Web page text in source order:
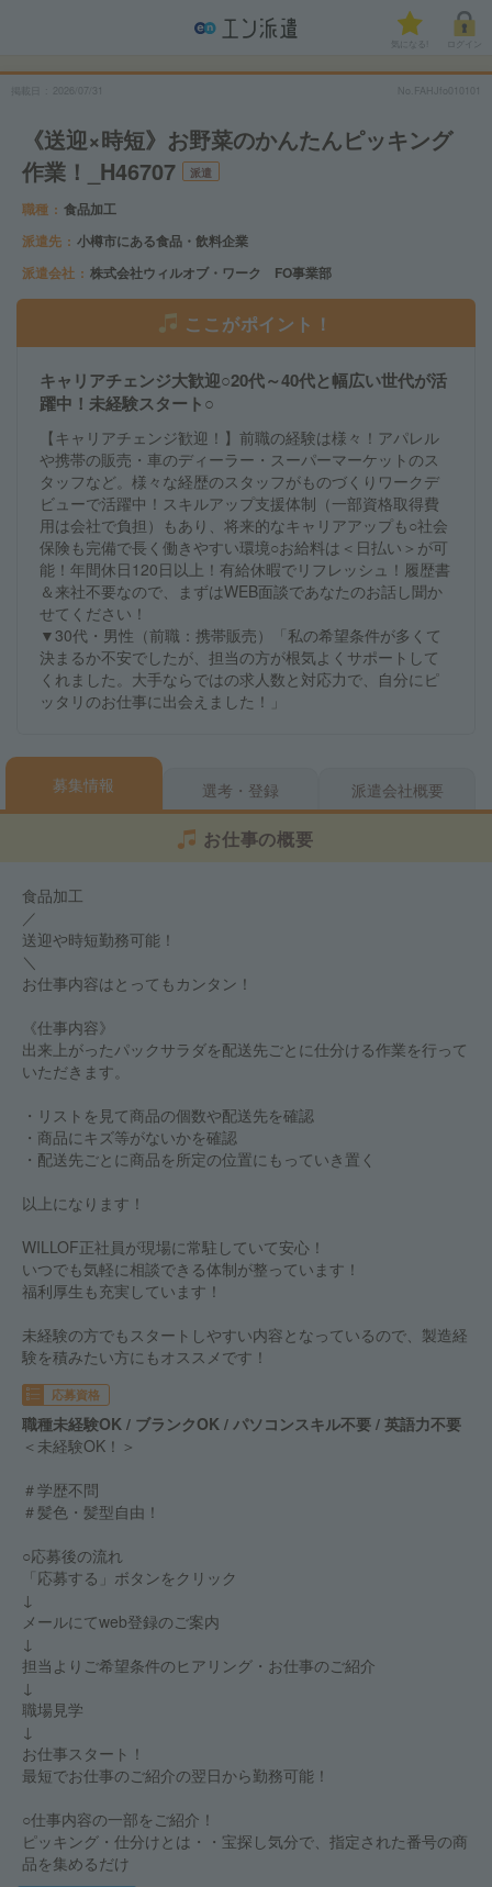
気になる!
2026/07/31 No.FAHJfo010101
《送迎×時短》お野菜のかんたんピッキング
作業！_H46707
派遣
職種
食品加工
派遣先
小樽市にある食品・飲料企業
派遣会社
株式会社ウィルオブ・ワーク FO事業部
ここがポイント！
キャリアチェンジ大歓迎○20代～40代と幅広い世代が活
躍中！未経験スタート○
【キャリアチェンジ歓迎！】前職の経験は様々！アパレル
や携帯の販売・車のディーラー・スーパーマーケットのス
タッフなど。様々な経歴のスタッフがものづくりワークデ
ビューで活躍中！スキルアップ支援体制（一部資格取得費
用は会社で負担）もあり、将来的なキャリアアップも○社会
保険も完備で長く働きやすい環境○お給料は＜日払い＞が可
能！年間休日120日以上！有給休暇でリフレッシュ！履歴書
＆来社不要なので、まずはWEB面談であなたのお話し聞か
せてください！
▼30代・男性（前職：携帯販売）「私の希望条件が多くて
決まるか不安でしたが、担当の方が根気よくサポートして
くれました。大手ならではの求人数と対応力で、自分にピ
ッタリのお仕事に出会えました！」
募集情報 選考・登録 派遣会社概要
お仕事の概要
食品加工
／
送迎や時短勤務可能！
＼
お仕事内容はとってもカンタン！
《仕事内容》
出来上がったパックサラダを配送先ごとに仕分ける作業を行って
いただきます。
・リストを見て商品の個数や配送先を確認
・商品にキズ等がないかを確認
・配送先ごとに商品を所定の位置にもっていき置く
以上になります！
WILLOF正社員が現場に常駐していて安心！
いつでも気軽に相談できる体制が整っています！
福利厚生も充実しています！
未経験の方でもスタートしやすい内容となっているので、製造経
験を積みたい方にもオススメです！
応募資格
職種未経験OK / ブランクOK / パソコンスキル不要 / 英語力不要
＜未経験OK！＞
＃学歴不問
＃髪色・髪型自由！
○応募後の流れ
「応募する」ボタンをクリック
↓
メールにてweb登録のご案内
↓
担当よりご希望条件のヒアリング・お仕事のご紹介
↓
職場見学
↓
お仕事スタート！
最短でお仕事のご紹介の翌日から勤務可能！
○仕事内容の一部をご紹介！
ピッキング・仕分けとは・・宝探し気分で、指定された番号の商
品を集めるだけ